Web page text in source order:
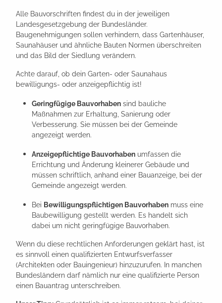
Alle Bauvorschriften findest du in der jeweiligen
Landesgesetzgebung der Bundesländer.
Baugenehmigungen sollen verhindern, dass Gartenhäuser,
Saunahäuser und ähnliche Bauten Normen überschreiten
und das Bild der Siedlung verändern.
Achte darauf, ob dein Garten- oder Saunahaus
bewilligungs- oder anzeigepflichtig ist!
Geringfügige Bauvorhaben sind bauliche
Maßnahmen zur Erhaltung, Sanierung oder
Verbesserung. Sie müssen bei der Gemeinde
angezeigt werden.
Anzeigepflichtige Bauvorhaben umfassen die
Errichtung und Änderung kleinerer Gebäude und
müssen schriftlich, anhand einer Bauanzeige, bei der
Gemeinde angezeigt werden.
Bei Bewilligungspflichtigen Bauvorhaben muss eine
Baubewilligung gestellt werden. Es handelt sich
dabei um nicht geringfügige Bauvorhaben.
Wenn du diese rechtlichen Anforderungen geklärt hast, ist
es sinnvoll einen qualifizierten Entwurfsverfasser
(Architekten oder Bauingenieur) hinzuzurufen. In manchen
Bundesländern darf nämlich nur eine qualifizierte Person
einen Bauantrag unterschreiben.